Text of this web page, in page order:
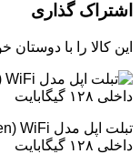
اشتراک گذاری
این کالا را با دوستان
داخلی ۱۲۸ گیگابایت